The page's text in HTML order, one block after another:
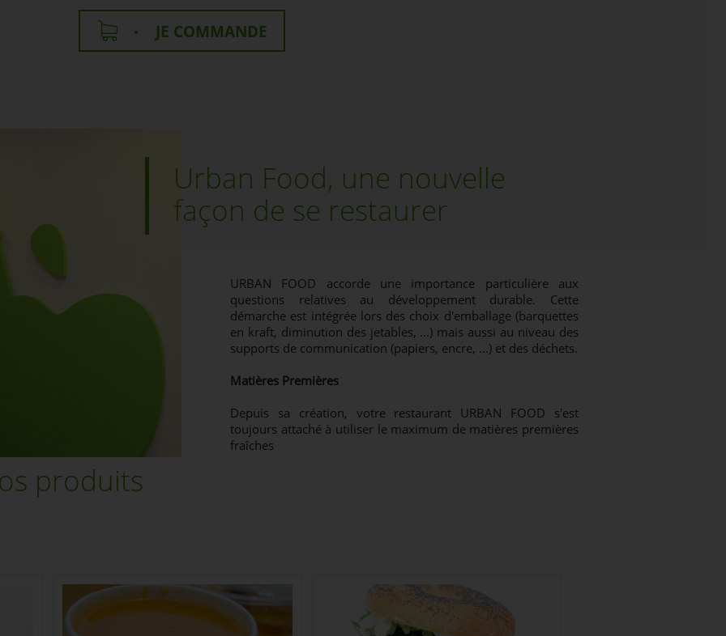
JE COMMANDE
Urban Food, une nouvelle
façon de se restaurer
URBAN FOOD accorde une importance particulière aux
questions relatives au développement durable. Cette
démarche est intégrée lors des choix d'emballage (barquettes
en kraft, diminution des jetables, ...) mais aussi au niveau des
supports de communication (papiers, encre, ...) et des déchets.
Matières Premières
Depuis sa création, votre restaurant URBAN FOOD s'est
toujours attaché à utiliser le maximum de matières premières
fraîches
produits